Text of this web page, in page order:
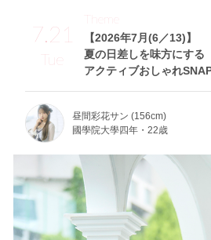
7.21
Tue
【2026年7月(6／13)】
夏の日差しを味方にする
アクティブおしゃれ
Theme
昼間彩花サン (156cm)
國學院大學四年・22歳